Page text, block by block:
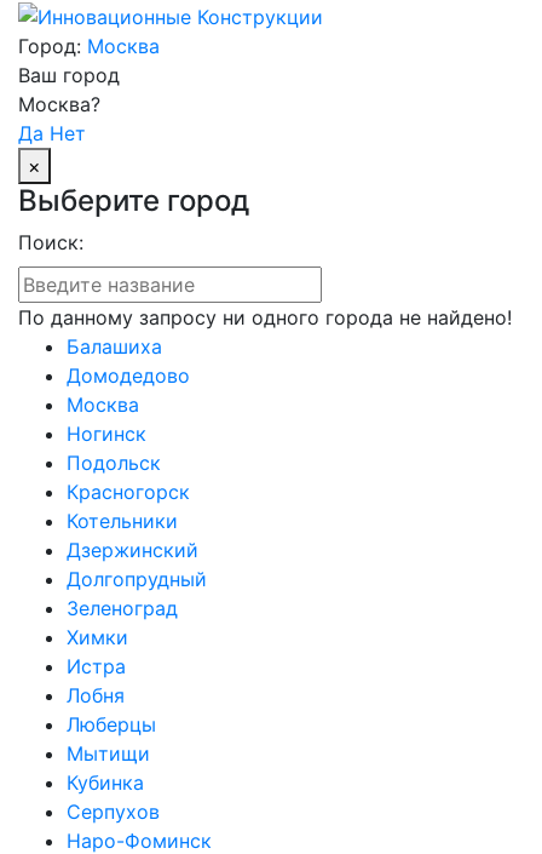
Город: Москва
Ваш город
Москва?
Да Нет
×
Выберите город
Поиск:
По данному запросу ни одного города не найдено!
Балашиха
Домодедово
Москва
Ногинск
Подольск
Красногорск
Котельники
Дзержинский
Долгопрудный
Зеленоград
Химки
Истра
Лобня
Люберцы
Мытищи
Кубинка
Серпухов
Наро-Фоминск